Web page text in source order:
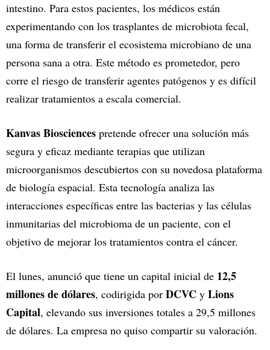
intestino. Para estos pacientes, los médicos están
experimentando con los trasplantes de microbiota fecal,
una forma de transferir el ecosistema microbiano de una
persona sana a otra. Este método es prometedor, pero
corre el riesgo de transferir agentes patógenos y es difícil
realizar tratamientos a escala comercial.
Kanvas Biosciences pretende ofrecer una solución más
segura y eficaz mediante terapias que utilizan
microorganismos descubiertos con su novedosa plataforma
de biología espacial. Esta tecnología analiza las
interacciones específicas entre las bacterias y las células
inmunitarias del microbioma de un paciente, con el
objetivo de mejorar los tratamientos contra el cáncer.
El lunes, anunció que tiene un capital inicial de 12,5
millones de dólares, codirigida por DCVC y Lions
Capital, elevando sus inversiones totales a 29,5 millones
de dólares. La empresa no quiso compartir su valoración.